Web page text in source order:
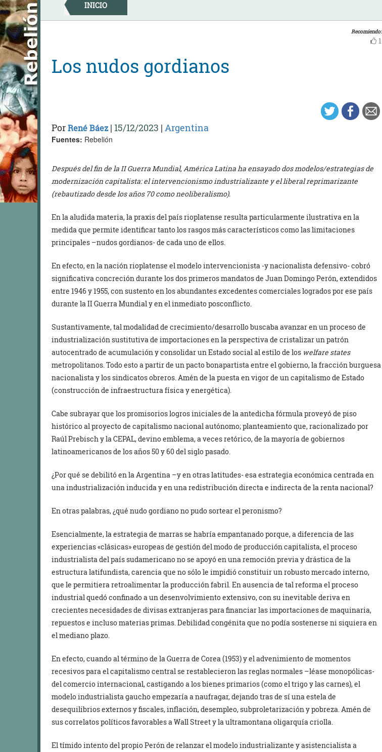
Skip
to
content
INICIO
Recomiendo:
1
Los nudos gordianos
PorRené Báez| 15/12/2023 | Argentina
Fuentes: Rebelión
Después del fin de la II Guerra Mundial, América Latina ha ensayado dos modelos/estrategias de
modernización capitalista: el intervencionismo industrializante y el liberal reprimarizante
(rebautizado desde los años 70 como neoliberalismo).
En la aludida materia, la praxis del país rioplatense resulta particularmente ilustrativa en la
medida que permite identificar tanto los rasgos más característicos como las limitaciones
principales –nudos gordianos- de cada uno de ellos.
En efecto, en la nación rioplatense el modelo intervencionista -y nacionalista defensivo- cobró
significativa concreción durante los dos primeros mandatos de Juan Domingo Perón, extendidos
entre 1946 y 1955, con sustento en los abundantes excedentes comerciales logrados por ese país
durante la II Guerra Mundial y en el inmediato posconflicto.
Sustantivamente, tal modalidad de crecimiento/desarrollo buscaba avanzar en un proceso de
industrialización sustitutiva de importaciones en la perspectiva de cristalizar un patrón
autocentrado de acumulación y consolidar un Estado social al estilo de los welfare states
metropolitanos. Todo esto a partir de un pacto bonapartista entre el gobierno, la fracción burguesa
nacionalista y los sindicatos obreros. Amén de la puesta en vigor de un capitalismo de Estado
(construcción de infraestructura física y energética).
Cabe subrayar que los promisorios logros iniciales de la antedicha fórmula proveyó de piso
histórico al proyecto de capitalismo nacional autónomo; planteamiento que, racionalizado por
Raúl Prebisch y la CEPAL, devino emblema, a veces retórico, de la mayoría de gobiernos
latinoamericanos de los años 50 y 60 del siglo pasado.
¿Por qué se debilitó en la Argentina –y en otras latitudes- esa estrategia económica centrada en
una industrialización inducida y en una redistribución directa e indirecta de la renta nacional?
En otras palabras, ¿qué nudo gordiano no pudo sortear el peronismo?
Esencialmente, la estrategia de marras se habría empantanado porque, a diferencia de las
experiencias «clásicas» europeas de gestión del modo de producción capitalista, el proceso
industrialista del país sudamericano no se apoyó en una remoción previa y drástica de la
estructura latifundista, carencia que no sólo le impidió constituir un robusto mercado interno,
que le permitiera retroalimentar la producción fabril. En ausencia de tal reforma el proceso
industrial quedó confinado a un desenvolvimiento extensivo, con su inevitable deriva en
crecientes necesidades de divisas extranjeras para financiar las importaciones de maquinaria,
repuestos e incluso materias primas. Debilidad congénita que no podía sostenerse ni siquiera en
el mediano plazo.
En efecto, cuando al término de la Guerra de Corea (1953) y el advenimiento de momentos
recesivos para el capitalismo central se restablecieron las reglas normales –léase monopólicas-
del comercio internacional, castigando a los bienes primarios (como el trigo y las carnes), el
modelo industrialista gaucho empezaría a naufragar, dejando tras de sí una estela de
desequilibrios externos y fiscales, inflación, desempleo, subproletarización y pobreza. Amén de
sus correlatos políticos favorables a Wall Street y la ultramontana oligarquía criolla.
El tímido intento del propio Perón de relanzar el modelo industrializante y asistencialista a